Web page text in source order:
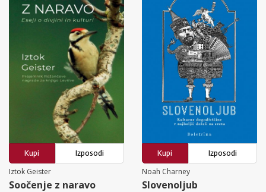
Kupi
Izposodi
Iztok Geister
Soočenje z naravo
Kupi
Izposodi
Noah Charney
Slovenoljub